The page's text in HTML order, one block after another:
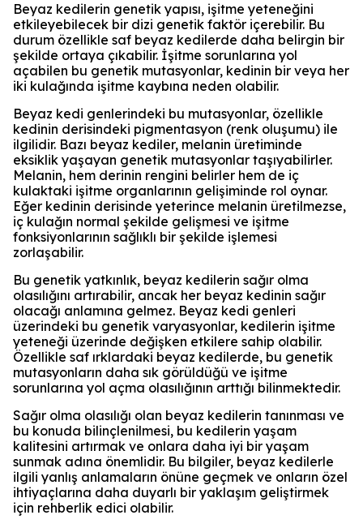
Beyaz kedilerin genetik yapısı, işitme yeteneğini
etkileyebilecek bir dizi genetik faktör içerebilir. Bu
durum özellikle saf beyaz kedilerde daha belirgin bir
şekilde ortaya çıkabilir. İşitme sorunlarına yol
açabilen bu genetik mutasyonlar, kedinin bir veya her
iki kulağında işitme kaybına neden olabilir.
Beyaz kedi genlerindeki bu mutasyonlar, özellikle
kedinin derisindeki pigmentasyon (renk oluşumu) ile
ilgilidir. Bazı beyaz kediler, melanin üretiminde
eksiklik yaşayan genetik mutasyonlar taşıyabilirler.
Melanin, hem derinin rengini belirler hem de iç
kulaktaki işitme organlarının gelişiminde rol oynar.
Eğer kedinin derisinde yeterince melanin üretilmezse,
iç kulağın normal şekilde gelişmesi ve işitme
fonksiyonlarının sağlıklı bir şekilde işlemesi
zorlaşabilir.
Bu genetik yatkınlık, beyaz kedilerin sağır olma
olasılığını artırabilir, ancak her beyaz kedinin sağır
olacağı anlamına gelmez. Beyaz kedi genleri
üzerindeki bu genetik varyasyonlar, kedilerin işitme
yeteneği üzerinde değişken etkilere sahip olabilir.
Özellikle saf ırklardaki beyaz kedilerde, bu genetik
mutasyonların daha sık görüldüğü ve işitme
sorunlarına yol açma olasılığının arttığı bilinmektedir.
Sağır olma olasılığı olan beyaz kedilerin tanınması ve
bu konuda bilinçlenilmesi, bu kedilerin yaşam
kalitesini artırmak ve onlara daha iyi bir yaşam
sunmak adına önemlidir. Bu bilgiler, beyaz kedilerle
ilgili yanlış anlamaların önüne geçmek ve onların özel
ihtiyaçlarına daha duyarlı bir yaklaşım geliştirmek
için rehberlik edici olabilir.